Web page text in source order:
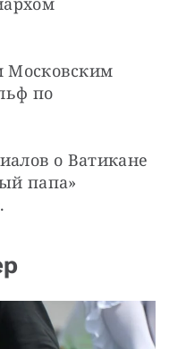
Московским
по
о Ватикане
папа»